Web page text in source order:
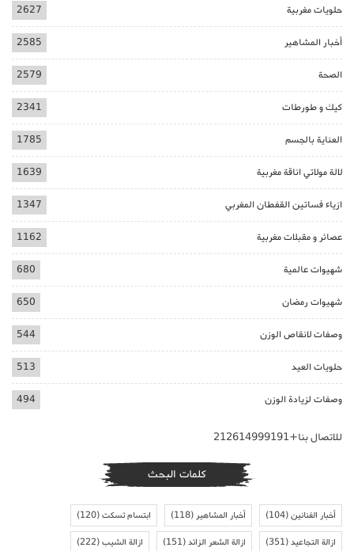
حلويات مغربية 2627
أخبار المشاهير 2585
الصحة 2579
كيك و طورطات 2341
العناية بالجسم 1785
لالة مولاتي اناقة مغربية 1639
ازياء فساتين القفطان المغربي 1347
عصائر و مقبلات مغربية 1162
شهيوات عالمية 680
شهيوات رمضان 650
وصفات لانقاص الوزن 544
حلويات العيد 513
وصفات لزيادة الوزن 494
للاتصال بنا+212614999191
كلمات البحث
أخبار الفنانين(104) أخبار المشاهير(118) ابتسام تسكت(120)
ازالة التجاعيد(351) ازالة الشعر الزائد(151) ازالة الشيب(222)